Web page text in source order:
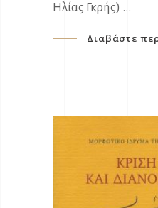
Ηλίας Γκρής)
Διαβάστε